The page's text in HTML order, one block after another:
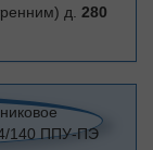
д. 280